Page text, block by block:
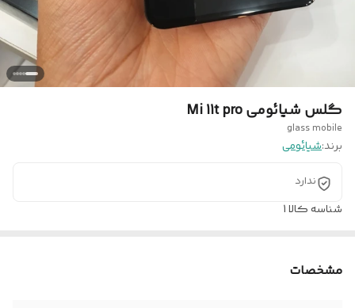
گلس شیائومی Mi 11t pro
glass mobile
برند:شیائومی
ندارد
شناسه کالا1
مشخصات